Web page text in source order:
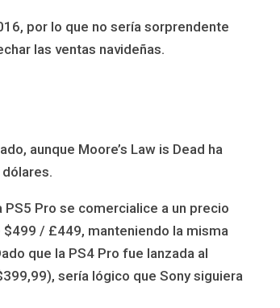
por lo que no sería sorprendente
las ventas navideñas.
aunque Moore’s Law is Dead ha
Pro se comercialice a un precio
/ £449, manteniendo la misma
que la PS4 Pro fue lanzada al
sería lógico que Sony siguiera